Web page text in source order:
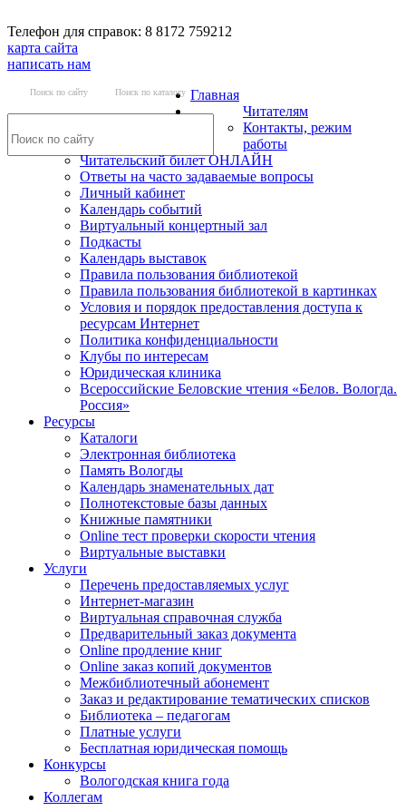
Телефон для справок: 8 8172 759212
карта сайта
написать нам
Поиск по сайту Поиск по каталогу Главная
Читателям
Контакты, режим
работы
Читательский билет ОНЛАЙН
Ответы на часто задаваемые вопросы
Личный кабинет
Календарь событий
Виртуальный концертный зал
Подкасты
Календарь выставок
Правила пользования библиотекой
Правила пользования библиотекой в картинках
Условия и порядок предоставления доступа к
ресурсам Интернет
Политика конфиденциальности
Клубы по интересам
Юридическая клиника
Всероссийские Беловские чтения «Белов. Вологда.
Россия»
Ресурсы
Каталоги
Электронная библиотека
Память Вологды
Календарь знаменательных дат
Полнотекстовые базы данных
Книжные памятники
Online тест проверки скорости чтения
Виртуальные выставки
Услуги
Перечень предоставляемых услуг
Интернет-магазин
Виртуальная справочная служба
Предварительный заказ документа
Online продление книг
Online заказ копий документов
Межбиблиотечный абонемент
Заказ и редактирование тематических списков
Библиотека – педагогам
Платные услуги
Бесплатная юридическая помощь
Конкурсы
Вологодская книга года
Коллегам